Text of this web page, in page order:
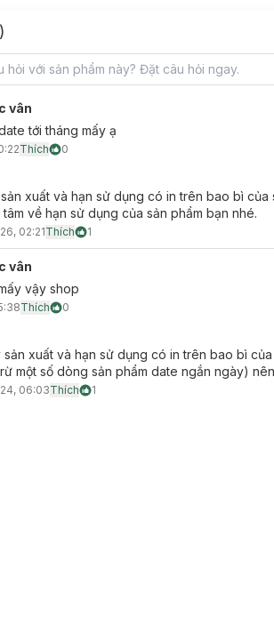
vân
tới tháng mấy ạ
Thích
0
xuất và hạn sử dụng có in trên bao bì của
về hạn sử dụng của sản phẩm bạn nhé.
02:21Thích 1
vân
vậy shop
Thích
0
sản xuất và hạn sử dụng có in trên bao bì
một số dòng sản phẩm date ngắn ngày)
06:03Thích 1